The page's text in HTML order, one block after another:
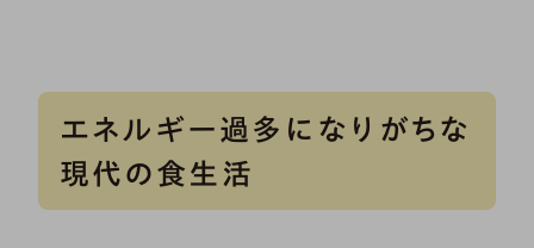
エネルギー過多になりがちな
現代の食生活